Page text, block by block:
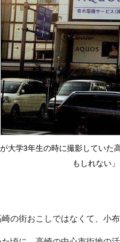
大学3年生の時に撮影してい
もしれない
の街おこしではなくて、小